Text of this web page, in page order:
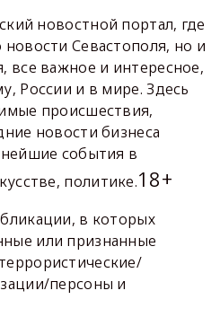
новостной портал, где
Севастополя, но и
все важное и интересное,
России и в мире. Здесь
происшествия,
новости бизнеса
события в
политике.18+
в которых
или признанные
персоны и